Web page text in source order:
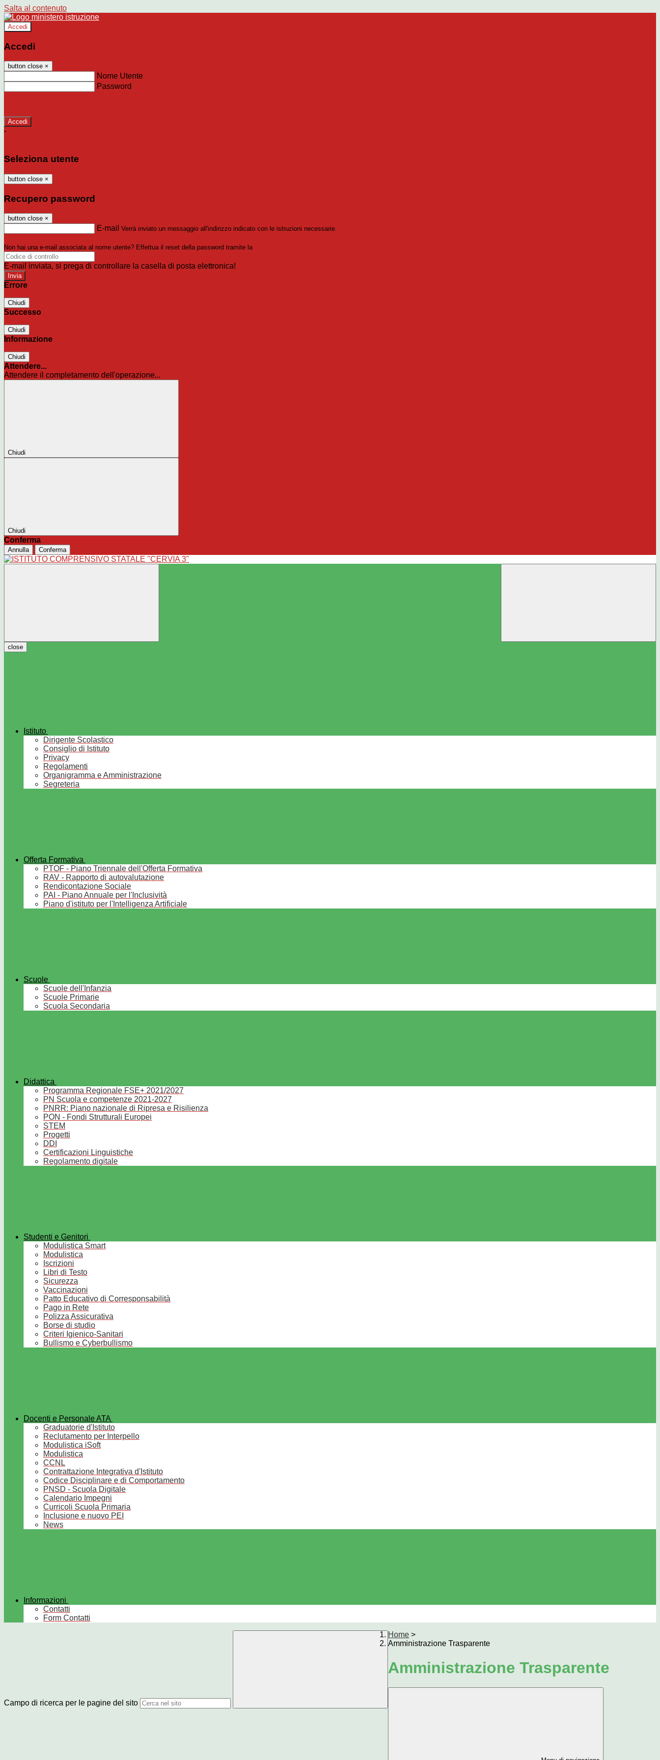
Salta al contenuto
Accedi
Accedi
button close ×
Nome Utente
Password
-
Seleziona utente
button close ×
Recupero password
button close ×
E-mail Verrà inviato un messaggio all'indirizzo indicato con le istruzioni necessarie.
Non hai una e-mail associata al nome utente? Effettua il reset della password tramite la
E-mail inviata, si prega di controllare la casella di posta elettronica!
Errore
Chiudi
Successo
Chiudi
Informazione
Chiudi
Attendere...
Attendere il completamento dell'operazione...
Chiudi
Chiudi
Conferma
Annulla Conferma
close
Istituto
Dirigente Scolastico
Consiglio di Istituto
Privacy
Regolamenti
Organigramma e Amministrazione
Segreteria
Offerta Formativa
PTOF - Piano Triennale dell'Offerta Formativa
RAV - Rapporto di autovalutazione
Rendicontazione Sociale
PAI - Piano Annuale per l'Inclusività
Piano d'istituto per l'Intelligenza Artificiale
Scuole
Scuole dell'Infanzia
Scuole Primarie
Scuola Secondaria
Didattica
Programma Regionale FSE+ 2021/2027
PN Scuola e competenze 2021-2027
PNRR: Piano nazionale di Ripresa e Risilienza
PON - Fondi Strutturali Europei
STEM
Progetti
DDI
Certificazioni Linguistiche
Regolamento digitale
Studenti e Genitori
Modulistica Smart
Modulistica
Iscrizioni
Libri di Testo
Sicurezza
Vaccinazioni
Patto Educativo di Corresponsabilità
Pago in Rete
Polizza Assicurativa
Borse di studio
Criteri Igienico-Sanitari
Bullismo e Cyberbullismo
Docenti e Personale ATA
Graduatorie d'Istituto
Reclutamento per Interpello
Modulistica iSoft
Modulistica
CCNL
Contrattazione Integrativa d'Istituto
Codice Disciplinare e di Comportamento
PNSD - Scuola Digitale
Calendario Impegni
Curricoli Scuola Primaria
Inclusione e nuovo PEI
News
Informazioni
Contatti
Form Contatti
Campo di ricerca per le pagine del sito
Home >
Amministrazione Trasparente
Amministrazione Trasparente